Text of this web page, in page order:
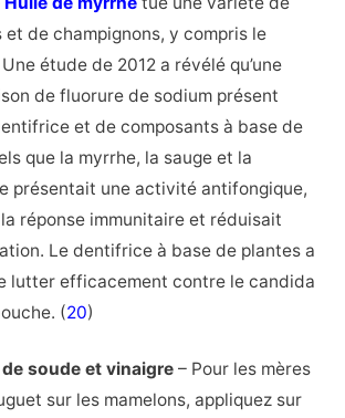
et de champignons, y compris le
étude de 2012 a révélé qu’une
de fluorure de sodium présent
et de composants à base de
que la myrrhe, la sauge et la
présentait une activité antifongique,
réponse immunitaire et réduisait
Le dentifrice à base de plantes a
lutter efficacement contre le candida
(20)
soude et vinaigre– Pour les mères
sur les mamelons, appliquez sur